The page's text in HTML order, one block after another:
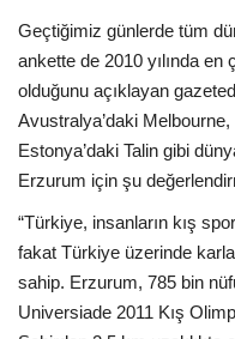
Görüntülü
Araştırma - İnceleme
Lezzet Durakları
Röportajlar
Gezi - Yorum
Geçtiğimiz günlerde tüm
ankette de 2010 yılında
olduğunu açıklayan
Avustralya’daki
Estonya’daki Talin gibi
Erzurum için şu
“Türkiye, insanların kış
fakat Türkiye üzerinde
sahip. Erzurum, 785 bin
Universiade 2011 Kış